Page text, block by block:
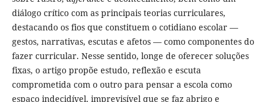
diálogo crítico com as principais teorias curriculares,
destacando os fios que constituem o cotidiano escolar —
gestos, narrativas, escutas e afetos — como componentes do
fazer curricular. Nesse sentido, longe de oferecer soluções
fixas, o artigo propõe estudo, reflexão e escuta
comprometida com o outro para pensar a escola como
espaço indecidível, imprevisível que se faz abrigo e